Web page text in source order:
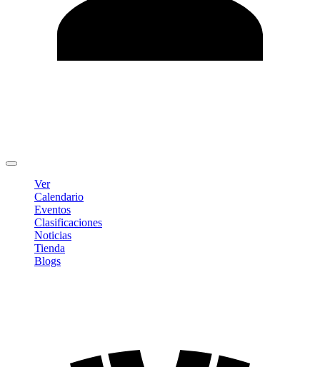
Ver
Calendario
Eventos
Clasificaciones
Noticias
Tienda
Blogs